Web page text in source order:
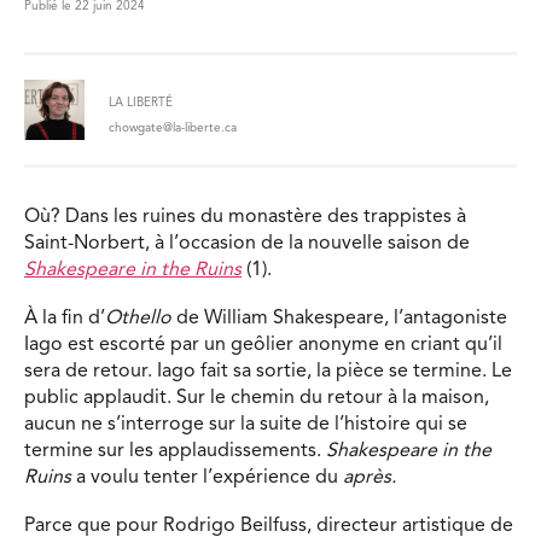
Publié le 22 juin 2024
LA LIBERTÉ
chowgate@la-liberte.ca
Où? Dans les ruines du monastère des trappistes à
Saint-Norbert, à l’occasion de la nouvelle saison de
Shakespeare in the Ruins (1).
À la fin d’Othello de William Shakespeare, l’antagoniste
Iago est escorté par un geôlier anonyme en criant qu’il
sera de retour. Iago fait sa sortie, la pièce se termine. Le
public applaudit. Sur le chemin du retour à la maison,
aucun ne s’interroge sur la suite de l’histoire qui se
termine sur les applaudissements. Shakespeare in the
Ruinsa voulu tenter l’expérience du après.
Parce que pour Rodrigo Beilfuss, directeur artistique de